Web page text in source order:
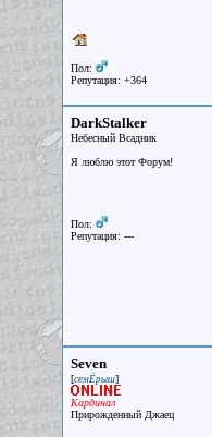
Пол:
Репутация: +364
DarkStalker
Небесный Всадник
Я люблю этот Форум!
Пол:
Репутация: ---
Seven
[семЁрыш]
Кардинал
Прирожденный Джаец